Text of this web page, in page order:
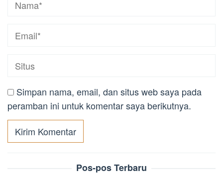
Simpan nama, email, dan situs web saya pada
peramban ini untuk komentar saya berikutnya.
Pos-pos Terbaru